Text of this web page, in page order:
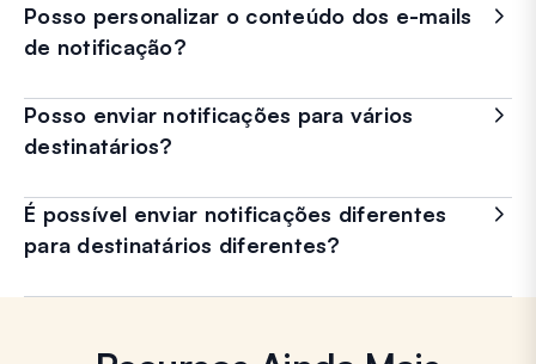
Posso personalizar o conteúdo dos e-mails
de notificação?
Posso enviar notificações para vários
destinatários?
É possível enviar notificações diferentes
para destinatários diferentes?